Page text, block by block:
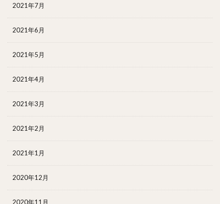
2021年7月
2021年6月
2021年5月
2021年4月
2021年3月
2021年2月
2021年1月
2020年12月
2020年11月